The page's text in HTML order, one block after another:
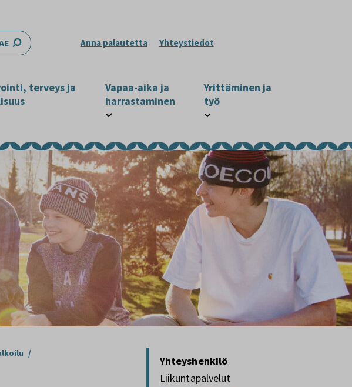
Anna palautetta Yhteystiedot
terveys ja
Vapaa-aika ja
harrastaminen
Yrittäminen ja
työ
/
Yhteyshenkilö
Liikuntapalvelut